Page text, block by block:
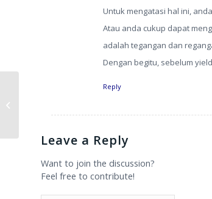
Untuk mengatasi hal ini,
Atau anda cukup dapat
adalah tegangan dan
Dengan begitu, sebelum
Reply
Leave a Reply
Want to join the discussion?
Feel free to contribute!